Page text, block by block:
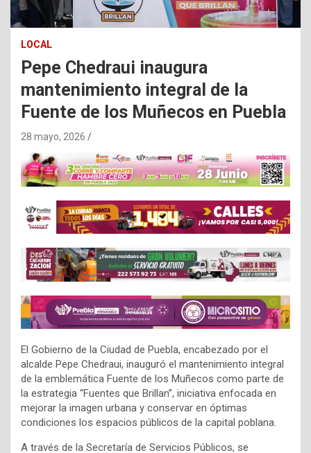
LOCAL
Pepe Chedraui inaugura
mantenimiento integral de la
Fuente de los Muñecos en Puebla
28 mayo, 2026
El Gobierno de la Ciudad de Puebla, encabezado por el
alcalde Pepe Chedraui, inauguró el mantenimiento integral
de la emblemática Fuente de los Muñecos como parte de
la estrategia “Fuentes que Brillan”, iniciativa enfocada en
mejorar la imagen urbana y conservar en óptimas
condiciones los espacios públicos de la capital poblana.
A través de la Secretaría de Servicios Públicos, se